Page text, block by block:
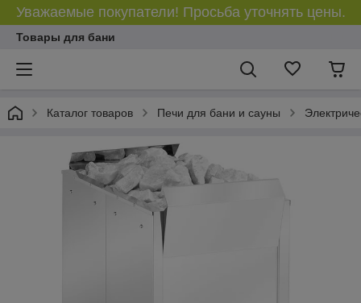
Уважаемые покупатели! Просьба уточнять цены.
Товары для бани
Каталог товаров Печи для бани и сауны